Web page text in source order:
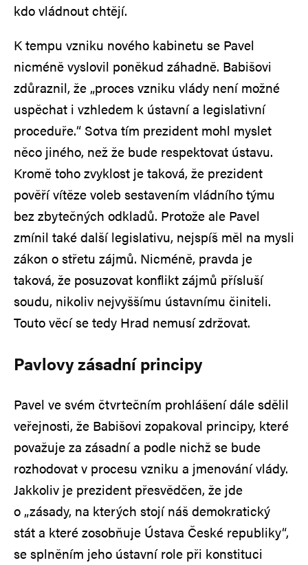
kdo vládnout chtějí.
K tempu vzniku nového kabinetu se Pavel
nicméně vyslovil poněkud záhadně. Babišovi
zdůraznil, že „proces vzniku vlády není možné
uspěchat i vzhledem k ústavní a legislativní
proceduře.“ Sotva tím prezident mohl myslet
něco jiného, než že bude respektovat ústavu.
Kromě toho zvyklost je taková, že prezident
pověří vítěze voleb sestavením vládního týmu
bez zbytečných odkladů. Protože ale Pavel
zmínil také další legislativu, nejspíš měl na mysli
zákon o střetu zájmů. Nicméně, pravda je
taková, že posuzovat konflikt zájmů přísluší
soudu, nikoliv nejvyššímu ústavnímu činiteli.
Touto věcí se tedy Hrad nemusí zdržovat.
Pavlovy zásadní principy
Pavel ve svém čtvrtečním prohlášení dále sdělil
veřejnosti, že Babišovi zopakoval principy, které
považuje za zásadní a podle nichž se bude
rozhodovat v procesu vzniku a jmenování vlády.
Jakkoliv je prezident přesvědčen, že jde
o „zásady, na kterých stojí náš demokratický
stát a které zosobňuje Ústava České republiky“,
se splněním jeho ústavní role při konstituci